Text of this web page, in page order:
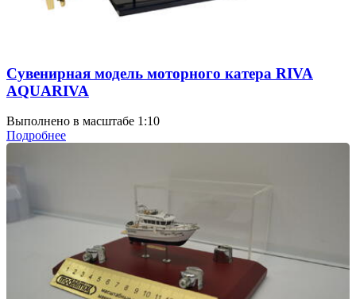
Сувенирная модель моторного катера RIVA
AQUARIVA
Выполнено в масштабе 1:10
Подробнее